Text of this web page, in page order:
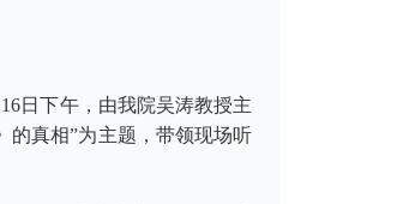
日下午，由我院吴涛教授主
的真相”为主题，带领现场听